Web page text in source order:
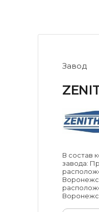
Завод
В состав
завода: